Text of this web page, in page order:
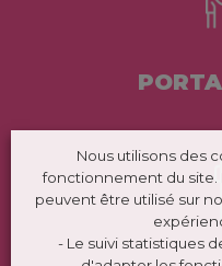
Nous utilisons des
fonctionnement du site.
peuvent être utilisé sur
- Le suivi statistiques